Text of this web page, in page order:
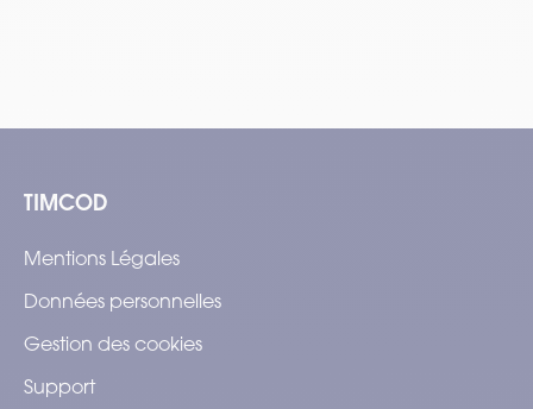
TIMCOD
Mentions Légales
Données personnelles
Gestion des cookies
Support